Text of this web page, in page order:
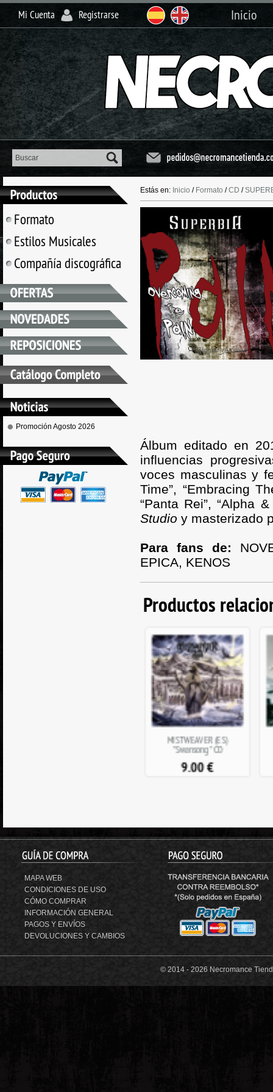
Mi Cuenta Registrarse Inicio
Formato
Estilos Musicales
Compañía discográfica
Promoción Agosto 2026
Estás en: Inicio / Formato /CD /
Clic para Ampliar
Álbum editado en
influencias
voces masculinas y
Time”, “Embracing
“Panta Rei”, “Alpha
Studio y masterizado
Para fans de:
EPICA, KENOS
Productos
MISTWEAVER (ES)
"Swansong" CD
9.00€
MAPA WEB
CONDICIONES DE USO
CÓMO COMPRAR
INFORMACIÓN GENERAL
PAGOS Y ENVÍOS
DEVOLUCIONES Y CAMBIOS
© 2014 - 2026 Necromance